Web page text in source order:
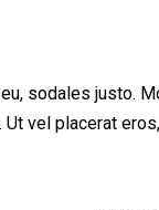
sodales justo.
vel placerat